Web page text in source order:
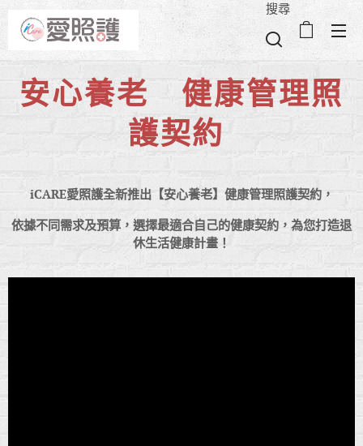
搜尋
安心養老 健康管理照
護契約
iCARE愛照護全新推出【安心養老】健康管理照護契約，
依據不同需求及預算，選擇最適合自己的健康契約，為您打造退
休生活健康計畫！